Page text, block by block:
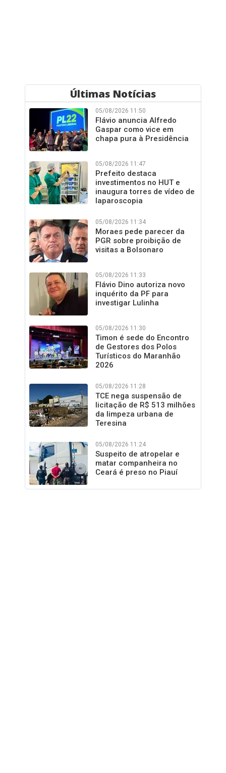
Últimas Notícias
05/08/2026 11:50
Flávio anuncia Alfredo
Gaspar como vice em
chapa pura à Presidência
05/08/2026 11:47
Prefeito destaca
investimentos no HUT e
inaugura torres de vídeo de
laparoscopia
05/08/2026 11:34
Moraes pede parecer da
PGR sobre proibição de
visitas a Bolsonaro
05/08/2026 11:33
Flávio Dino autoriza novo
inquérito da PF para
investigar Lulinha
05/08/2026 11:30
Timon é sede do Encontro
de Gestores dos Polos
Turísticos do Maranhão
2026
05/08/2026 11:28
TCE nega suspensão de
licitação de R$ 513 milhões
da limpeza urbana de
Teresina
05/08/2026 11:24
Suspeito de atropelar e
matar companheira no
Ceará é preso no Piauí